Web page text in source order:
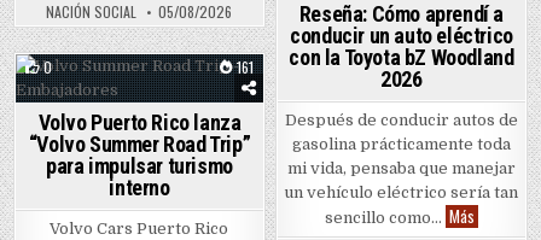
NACIÓN SOCIAL 05/08/2026 Posted in
Reseña: Cómo aprendí a
conducir un auto eléctrico
con la Toyota bZ Woodland
2026
Después de conducir autos de
gasolina prácticamente toda
mi vida, pensaba que manejar
un vehículo eléctrico sería tan
sencillo como… MásReseña:
0 161
Posted in
Volvo Puerto Rico lanza
“Volvo Summer Road Trip”
para impulsar turismo
interno
Volvo Cars Puerto Rico